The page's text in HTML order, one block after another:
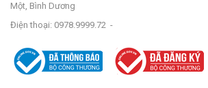
Một, Bình Dương
Điện thoại: 0978.9999.72 -